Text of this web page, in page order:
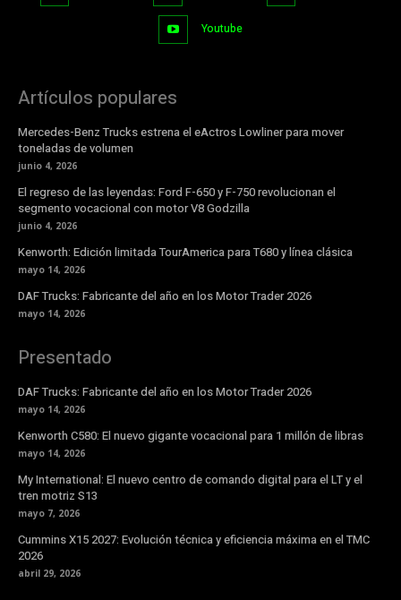
Youtube
Artículos populares
Mercedes-Benz Trucks estrena el eActros Lowliner para mover
toneladas de volumen
junio 4, 2026
El regreso de las leyendas: Ford F-650 y F-750 revolucionan el
segmento vocacional con motor V8 Godzilla
junio 4, 2026
Kenworth: Edición limitada TourAmerica para T680 y línea clásica
mayo 14, 2026
DAF Trucks: Fabricante del año en los Motor Trader 2026
mayo 14, 2026
Presentado
DAF Trucks: Fabricante del año en los Motor Trader 2026
mayo 14, 2026
Kenworth C580: El nuevo gigante vocacional para 1 millón de libras
mayo 14, 2026
My International: El nuevo centro de comando digital para el LT y el
tren motriz S13
mayo 7, 2026
Cummins X15 2027: Evolución técnica y eficiencia máxima en el TMC
2026
abril 29, 2026